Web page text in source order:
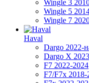
Wingle 3
Wingle 5
Wingle 7
Haval
Dargo 2022-
Dargo X
F7 2022-2024
F7/F7x 2018-